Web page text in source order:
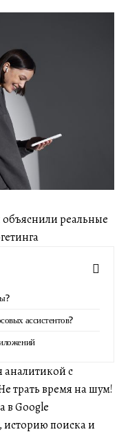
объяснили реальные
ассистентов?
аналитикой с
трать время на шум!
в Google
историю поиска и